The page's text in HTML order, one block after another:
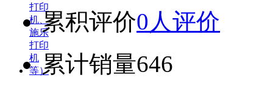
累积评价0人评价
累计销量646